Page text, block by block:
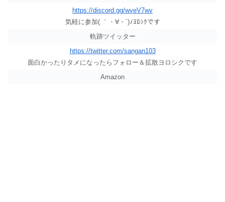
https://discord.gg/wveV7wv
気軽に参加( ｀・∀・´)ﾉﾖﾛｼｸです
軌跡ツイッター
https://twitter.com/sangan103
面白かったりタメになったらフォロー＆拡散ヨロシクです
Amazon